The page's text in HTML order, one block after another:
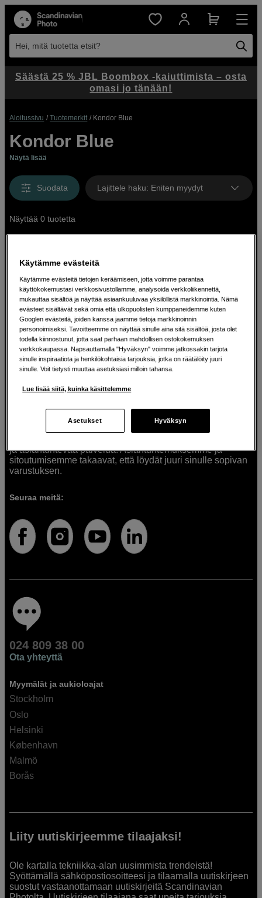
Hei, mitä tuotetta etsit?
Aloitussivu Tuotemerkit Kondor Blue
Kondor Blue
Näytä lisää
Suodata Lajittele haku: Eniten myydyt
Näyttää 0 tuotetta
Ratkaisuja luoville ihmisille jo vuodesta
1982
Olemme Scandinavian Photolla jo yli 40 vuoden ajan
auttaneet luovia ihmisiä toteuttamaan visioitaan.
Tarjoamme inspiraatiota, asiantuntemusta ja tuotteita
muun muassa valokuvauksen, äänen, videokuvauksen ja
musiikin ja taiteen harrastajia. Oikeilla työkaluilla ideat
muuttuvat todellisuudeksi. Autamme sinua valitsemaan
ja asiantuntevaa palvelua. Asiantuntemuksemme ja
sitoutumisemme takaavat, että löydät juuri sinulle sopivan
varustuksen.
Seuraa meitä:
024 809 38 00
Ota yhteyttä
Myymälät ja aukioloajat
Stockholm
Oslo
Helsinki
København
Malmö
Borås
Liity uutiskirjeemme tilaajaksi!
Ole kartalla tekniikka-alan uusimmista trendeistä!
Syöttämällä sähköpostiosoitteesi ja tilaamalla uutiskirjeen
suostut vastaanottamaan uutiskirjeitä Scandinavian
Säästä 25 % JBL Boombox -kaiuttimista – osta
omasi jo tänään!
Käytämme evästeitä
Käytämme evästeitä tietojen keräämiseen, jotta voimme parantaa
käyttökokemustasi verkkosivustollamme, analysoida verkkoliikennettä,
mukauttaa sisältöä ja näyttää asiaankuuluvaa yksilöllistä markkinointia. Nämä
evästeet sisältävät sekä omia että ulkopuolisten kumppaneidemme kuten
Googlen evästeitä, joiden kanssa jaamme tietoja markkinoinnin
personoimiseksi. Tavoitteemme on näyttää sinulle aina sitä sisältöä, josta olet
todella kiinnostunut, jotta saat parhaan mahdollisen ostokokemuksen
verkkokaupassa. Napsauttamalla "Hyväksyn" voimme jatkossakin tarjota
sinulle inspiraatiota ja henkilökohtaisia tarjouksia, jotka on räätälöity juuri
sinulle. Voit tietysti muuttaa asetuksiasi milloin tahansa.
Lue lisää siitä, kuinka käsittelemme
Asetukset Hyväksyn